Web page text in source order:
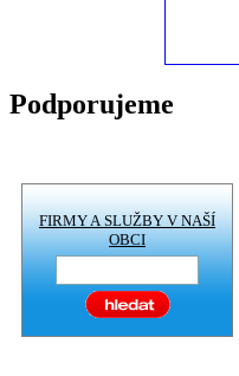
Podporujeme
FIRMY A SLUŽBY V NAŠÍ
OBCI